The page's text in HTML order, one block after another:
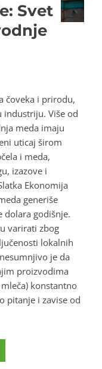
Svet
čoveka i prirodu,
industriju. Više od
meda imaju
uticaj širom
i meda,
izazove i
Ekonomija
generiše
dolara godišnje.
varirati zbog
lokalnih
je da
proizvodima
konstantno
pitanje i zavise od